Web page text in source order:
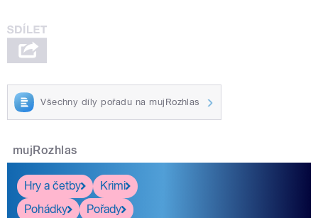
Všechny díly pořadu na mujRozhlas
mujRozhlas
Hry a četby
Krimi
Pohádky
Pořady